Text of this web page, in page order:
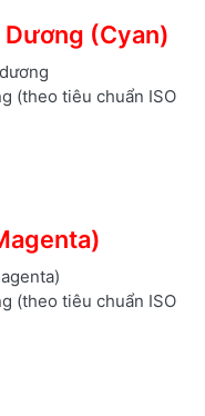
(Cyan)
(theo tiêu chuẩn ISO
(theo tiêu chuẩn ISO